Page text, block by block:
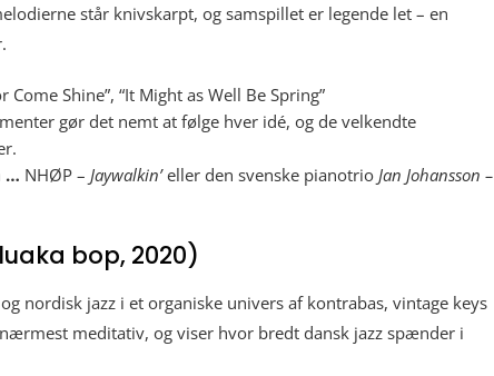
står knivskarpt, og samspillet er legende let – en
Come Shine”, “It Might as Well Be Spring”
gør det nemt at følge hver idé, og de velkendte
… NHØP – Jaywalkin’eller den svenske pianotrio Jan Johansson –
bop, 2020)
nordisk jazz i et organiske univers af kontrabas, vintage keys
meditativ, og viser hvor bredt dansk jazz spænder i